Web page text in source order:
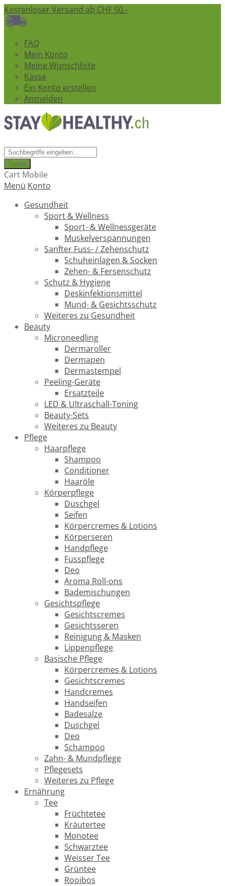
Kostenloser Versand ab CHF 50.-
FAQ
Mein Konto
Meine Wunschliste
Kasse
Ein Konto erstellen
Anmelden
Suche
Cart Mobile
Menü Konto
Gesundheit
Sport & Wellness
Sport- & Wellnessgeräte
Muskelverspannungen
Sanfter Fuss- / Zehenschutz
Schuheinlagen & Socken
Zehen- & Fersenschutz
Schutz & Hygiene
Deskinfektionsmittel
Mund- & Gesichtsschutz
Weiteres zu Gesundheit
Beauty
Microneedling
Dermaroller
Dermapen
Dermastempel
Peeling-Geräte
Ersatzteile
LED & Ultraschall-Toning
Beauty-Sets
Weiteres zu Beauty
Pflege
Haarpflege
Shampoo
Conditioner
Haaröle
Körperpflege
Duschgel
Seifen
Körpercremes & Lotions
Körperseren
Handpflege
Fusspflege
Deo
Aroma Roll-ons
Bademischungen
Gesichtspflege
Gesichtscremes
Gesichtsseren
Reinigung & Masken
Lippenpflege
Basische Pflege
Körpercremes & Lotions
Gesichtscremes
Handcremes
Handseifen
Badesalze
Duschgel
Deo
Schampoo
Zahn- & Mundpflege
Pflegesets
Weiteres zu Pflege
Ernährung
Tee
Früchtetee
Kräutertee
Monotee
Schwarztee
Weisser Tee
Grüntee
Rooibos